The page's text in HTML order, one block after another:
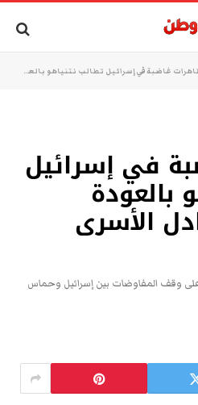
غاضبة في إسرائيل تطالب نتنياهو بالعودة للتفاوض وتبادل الأسرى (فيديو)
في إسرائيل
بالعودة
الأسرى
وقف المفاوضات بين إسرائيل وحماس